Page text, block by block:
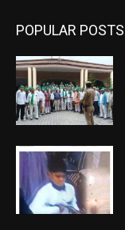
POPULAR POSTS